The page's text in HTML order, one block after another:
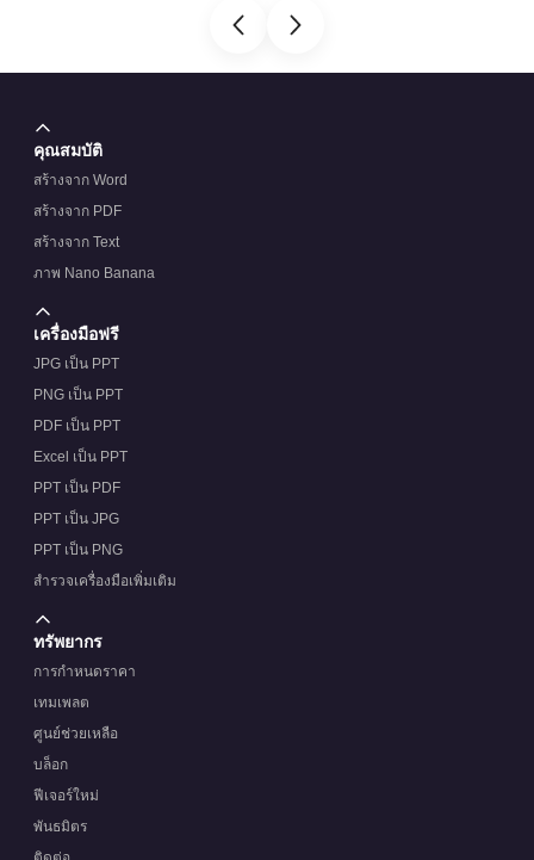
คุณสมบัติ
สร้างจาก Word
สร้างจาก PDF
สร้างจาก Text
ภาพ Nano Banana
เครื่องมือฟรี
JPG เป็น PPT
PNG เป็น PPT
PDF เป็น PPT
Excel เป็น PPT
PPT เป็น PDF
PPT เป็น JPG
PPT เป็น PNG
สำรวจเครื่องมือเพิ่มเติม
ทรัพยากร
การกำหนดราคา
เทมเพลต
ศูนย์ช่วยเหลือ
บล็อก
ฟีเจอร์ใหม่
พันธมิตร